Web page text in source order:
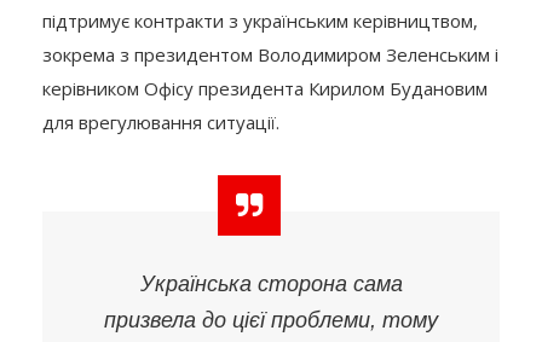
підтримує контракти з українським керівництвом,
зокрема з президентом Володимиром Зеленським і
керівником Офісу президента Кирилом Будановим
для врегулювання ситуації.
Українська сторона сама
призвела до цієї проблеми, тому